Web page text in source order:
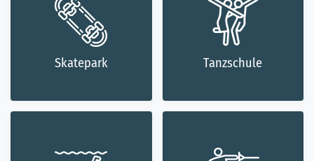
Skatepark Tanzschule